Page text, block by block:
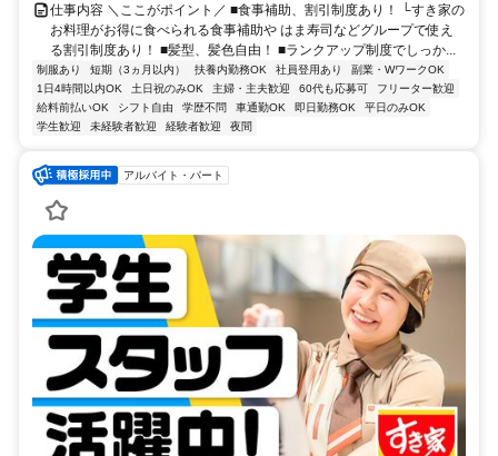
仕事内容 ＼ここがポイント／ ■食事補助、割引制度あり！ └すき家の
お料理がお得に食べられる食事補助や はま寿司などグループで使え
る割引制度あり！ ■髪型、髪色自由！ ■ランクアップ制度でしっか...
制服あり 短期（3ヵ月以内） 扶養内勤務OK 社員登用あり
副業・WワークOK
1日4時間以内OK
土日祝のみOK 主婦・主夫歓迎 60代も応募可
フリーター歓迎
給料前払いOK
シフト自由 学歴不問 車通勤OK 即日勤務OK
平日のみOK
学生歓迎
未経験者歓迎 経験者歓迎 夜間
アルバイト・パート